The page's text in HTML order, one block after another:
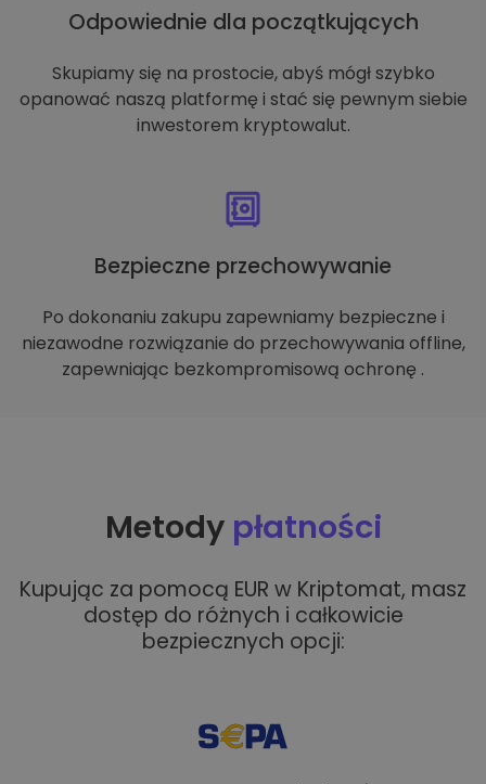
Odpowiednie dla początkujących
Skupiamy się na prostocie, abyś mógł szybko
opanować naszą platformę i stać się pewnym siebie
inwestorem kryptowalut.
Bezpieczne przechowywanie
Po dokonaniu zakupu zapewniamy bezpieczne i
niezawodne rozwiązanie do przechowywania offline,
zapewniając bezkompromisową ochronę .
Metody płatności
Kupując za pomocą EUR w Kriptomat, masz
dostęp do różnych i całkowicie
bezpiecznych opcji: